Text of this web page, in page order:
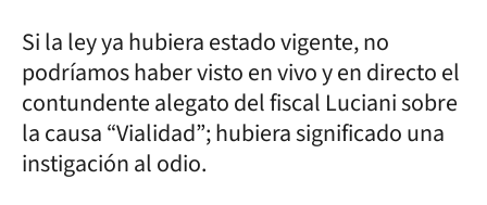
Si la ley ya hubiera estado vigente, no
podríamos haber visto en vivo y en directo el
contundente alegato del fiscal Luciani sobre
la causa “Vialidad”; hubiera significado una
instigación al odio.